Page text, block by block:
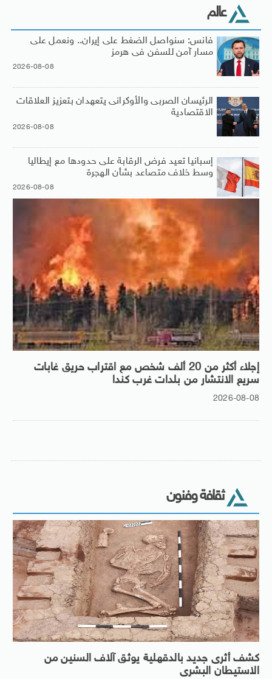
عالم
فانس: سنواصل الضغط على إيران.. ونعمل على
مسار آمن للسفن فى هرمز
2026-08-08
الرئيسان الصربى والأوكرانى يتعهدان بتعزيز العلاقات
الاقتصادية
2026-08-08
إسبانيا تعيد فرض الرقابة على حدودها مع إيطاليا
وسط خلاف متصاعد بشأن الهجرة
2026-08-08
إجلاء أكثر من 20 ألف شخص مع اقتراب حريق غابات
سريع الانتشار من بلدات غرب كندا
2026-08-08
ثقافة وفنون
كشف أثرى جديد بالدقهلية يوثق آلاف السنين من
الاستيطان البشرى